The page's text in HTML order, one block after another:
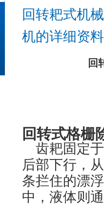
回转耙式机
机的详细资料
回
回转式格栅
齿耙固定
后部下行，
条拦住的漂
中 ， 液体则